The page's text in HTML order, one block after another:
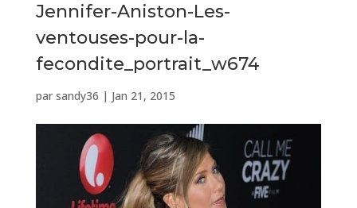
Jennifer-Aniston-Les-
ventouses-pour-la-
fecondite_portrait_w674
par sandy36 | Jan 21, 2015